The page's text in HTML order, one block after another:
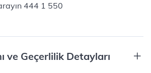
444 1 550
ve Geçerlilik Detayları